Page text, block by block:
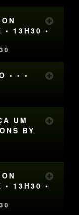
• 13H30 •
• • •
UM
BY
• 13H30 •